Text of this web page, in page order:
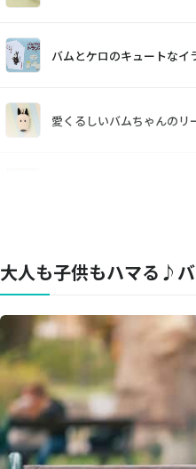
バムとケロのキュートな
愛くるしいバムちゃんのリ
バムとケロのあの料理が
あの名場面をパズルに♪「
ギフトグッズにぴったり！
大人も子供もハマる♪